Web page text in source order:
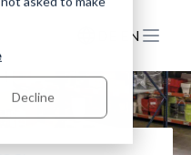
Decline
EN